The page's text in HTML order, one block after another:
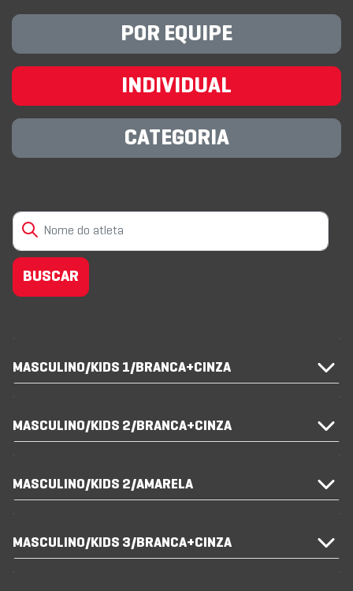
POR EQUIPE
INDIVIDUAL
CATEGORIA
MASCULINO/KIDS 1/BRANCA+CINZA
MASCULINO/KIDS 2/BRANCA+CINZA
MASCULINO/KIDS 2/AMARELA
MASCULINO/KIDS 3/BRANCA+CINZA